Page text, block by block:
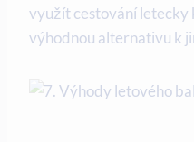
využít⁤ cestování‌ letecky
výhodnou alternativu k